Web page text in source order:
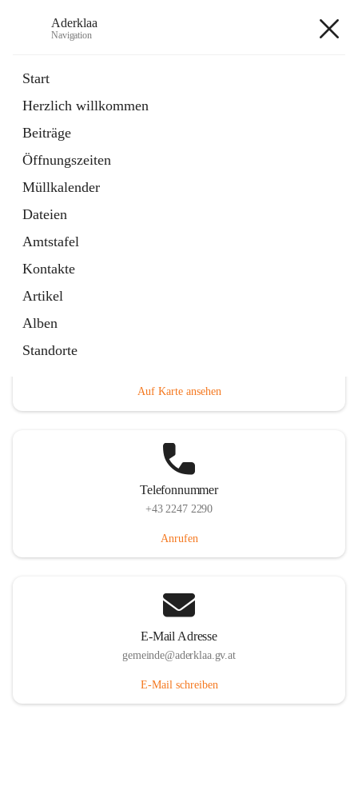
Aderklaa
Navigation
Start
Herzlich willkommen
Beiträge
Öffnungszeiten
Müllkalender
Dateien
Amtstafel
Kontakte
Artikel
Alben
Standorte
6 Schnellzugriffe
Gemeinde
3 Schnellzugriffe
Auf Karte ansehen
Telefonnummer
+43 2247 2290
Anrufen
E-Mail Adresse
gemeinde@aderklaa.gv.at
E-Mail schreiben